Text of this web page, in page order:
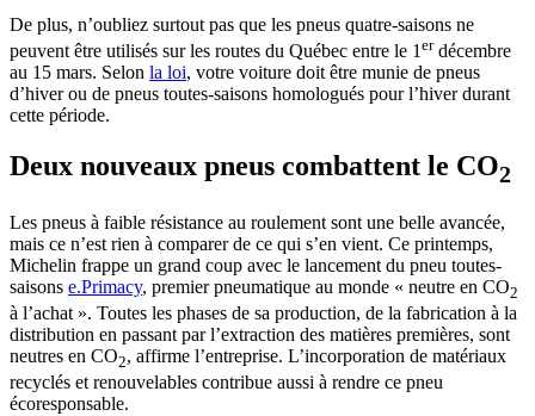
De plus, n’oubliez surtout pas que les pneus quatre-saisons ne
peuvent être utilisés sur les routes du Québec entre le 1 erdécembre
au 15 mars. Selon la loi, votre voiture doit être munie de pneus
d’hiver ou de pneus toutes-saisons homologués pour l’hiver durant
cette période.
Deux nouveaux pneus combattent le CO2
Les pneus à faible résistance au roulement sont une belle avancée,
mais ce n’est rien à comparer de ce qui s’en vient. Ce printemps,
Michelin frappe un grand coup avec le lancement du pneu toutes-
saisons e.Primacy, premier pneumatique au monde « neutre en CO2
à l’achat ». Toutes les phases de sa production, de la fabrication à la
distribution en passant par l’extraction des matières premières, sont
neutres en CO2, affirme l’entreprise. L’incorporation de matériaux
recyclés et renouvelables contribue aussi à rendre ce pneu
écoresponsable.